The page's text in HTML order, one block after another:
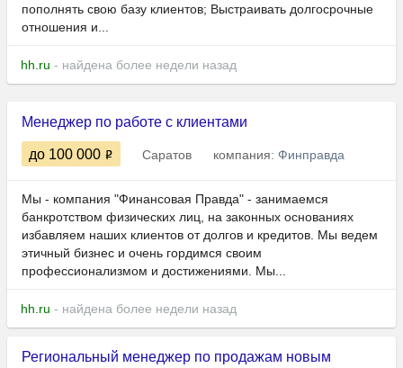
пополнять свою базу клиентов; Выстраивать долгосрочные
отношения и...
hh.ru - найдена более недели назад
Менеджер по работе с клиентами
до 100 000 Саратов компания: Финправда
Мы - компания "Финансовая Правда" - занимаемся
банкротством физических лиц, на законных основаниях
избавляем наших клиентов от долгов и кредитов. Мы ведем
этичный бизнес и очень гордимся своим
профессионализмом и достижениями. Мы...
hh.ru - найдена более недели назад
Региональный менеджер по продажам новым